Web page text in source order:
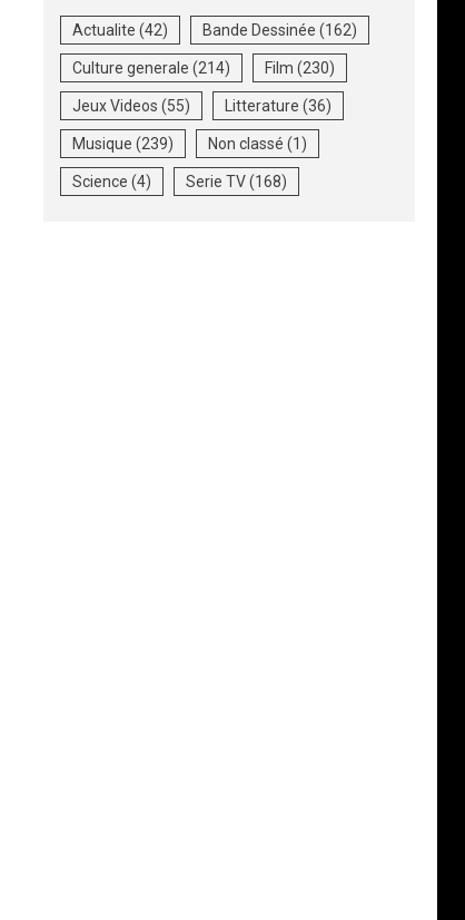
Actualite (42) Bande Dessinée (162)
Culture generale (214) Film (230)
Jeux Videos (55) Litterature (36)
Musique (239) Non classé (1)
Science (4) Serie TV(168)